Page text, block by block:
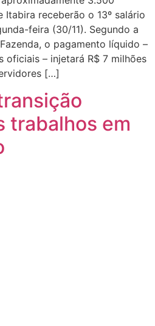
Itabira receberão o 13º salário
feira (30/11). Segundo a
o pagamento líquido –
oficiais – injetará R$ 7 milhões
[…]
trabalhos em